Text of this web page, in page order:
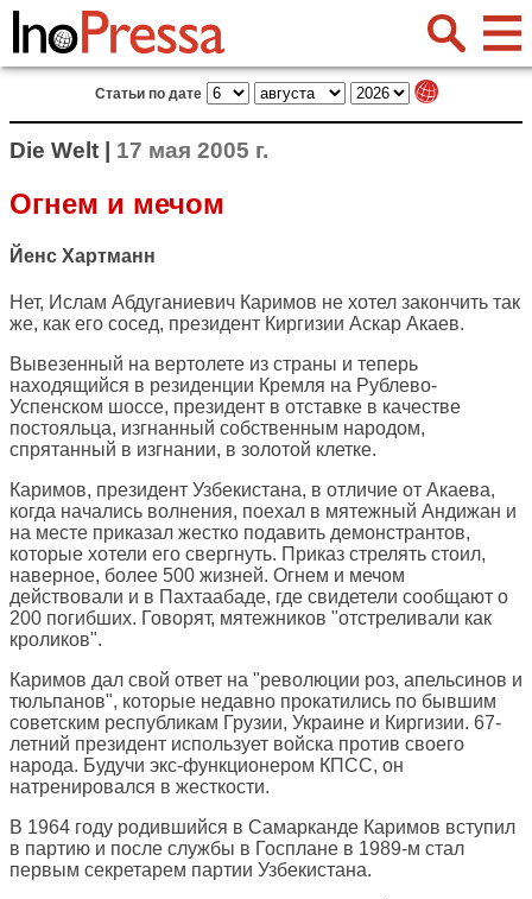
Статьи по дате
Die Welt | 17 мая 2005 г.
Огнем и мечом
Йенс Хартманн
Нет, Ислам Абдуганиевич Каримов не хотел закончить так
же, как его сосед, президент Киргизии Аскар Акаев.
Вывезенный на вертолете из страны и теперь
находящийся в резиденции Кремля на Рублево-
Успенском шоссе, президент в отставке в качестве
постояльца, изгнанный собственным народом,
спрятанный в изгнании, в золотой клетке.
Каримов, президент Узбекистана, в отличие от Акаева,
когда начались волнения, поехал в мятежный Андижан и
на месте приказал жестко подавить демонстрантов,
которые хотели его свергнуть. Приказ стрелять стоил,
наверное, более 500 жизней. Огнем и мечом
действовали и в Пахтаабаде, где свидетели сообщают о
200 погибших. Говорят, мятежников "отстреливали как
кроликов".
Каримов дал свой ответ на "революции роз, апельсинов и
тюльпанов", которые недавно прокатились по бывшим
советским республикам Грузии, Украине и Киргизии. 67-
летний президент использует войска против своего
народа. Будучи экс-функционером КПСС, он
натренировался в жесткости.
В 1964 году родившийся в Самарканде Каримов вступил
в партию и после службы в Госплане в 1989-м стал
первым секретарем партии Узбекистана.